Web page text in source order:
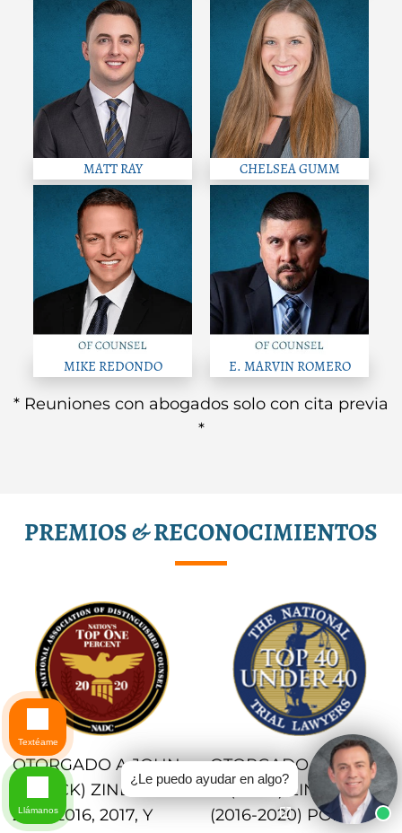
MATT RAY CHELSEA GUMM
MIKE REDONDO E. MARVIN ROMERO
* Reuniones con abogados solo con cita previa
*
PREMIOS & RECONOCIMIENTOS
OTORGADO A JOHN
C. (JACK) ZINDA EN
2015, 2016, 2017, Y
OTORGADO A JOHN
C. (JACK) ZINDA
(2016-2020) POR LA
¿Le puedo ayudar en algo?
Textéame
Llámanos